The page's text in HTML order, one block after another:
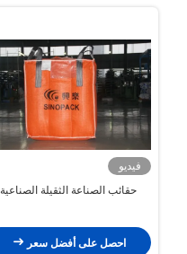
فيديو
حقائب الصناعة الثقيلة الصناعية
احصل على أفضل سعر